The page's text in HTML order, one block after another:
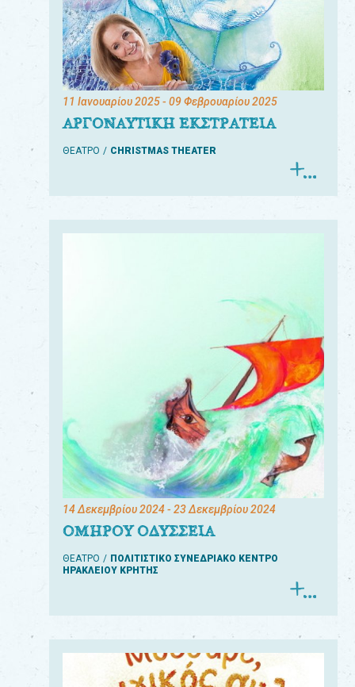
11 Ιανουαρίου 2025- 09 Φεβρουαρίου 2025
ΑΡΓΟΝΑΥΤΙΚΗ ΕΚΣΤΡΑΤΕΙΑ
ΘΕΑΤΡΟ CHRISTMAS THEATER
14 Δεκεμβρίου 2024- 23 Δεκεμβρίου 2024
ΟΜΗΡΟΥ ΟΔΥΣΣΕΙΑ
ΘΕΑΤΡΟ
ΠΟΛΙΤΙΣΤΙΚΟ ΣΥΝΕΔΡΙΑΚΟ ΚΕΝΤΡΟ
ΗΡΑΚΛΕΙΟΥ ΚΡΗΤΗΣ